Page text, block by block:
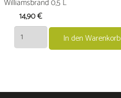
Williamsbrand 0,5 L
14,90€
Williamsbrand
0,5
In den Warenkorb